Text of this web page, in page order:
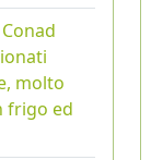
molto
frigo ed